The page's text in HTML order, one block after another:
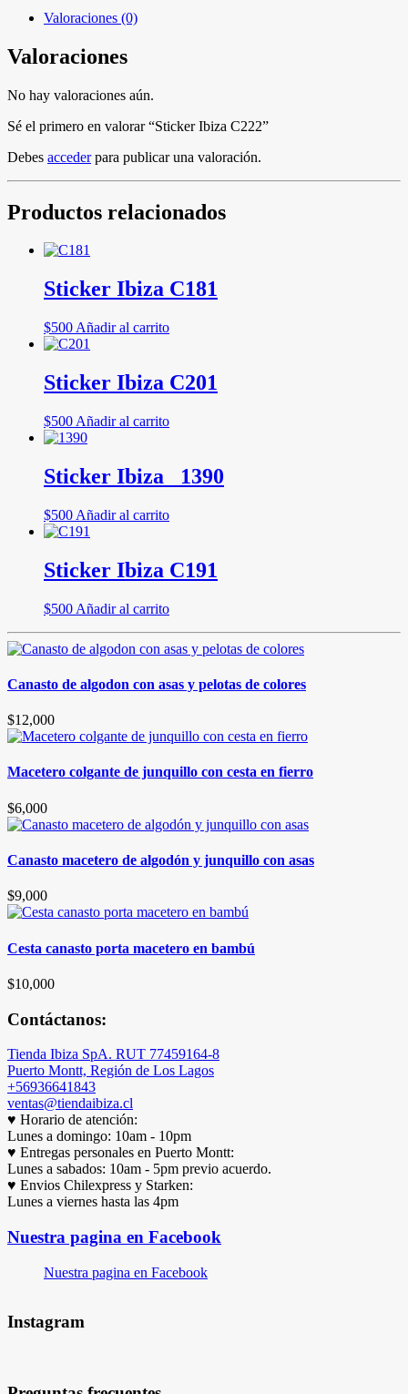
Valoraciones (0)
Valoraciones
No hay valoraciones aún.
Sé el primero en valorar “Sticker Ibiza C222”
Debes accederpara publicar una valoración.
Productos relacionados
Sticker Ibiza C181
$500 Añadir al carrito
Sticker Ibiza C201
$500 Añadir al carrito
Sticker Ibiza _1390
$500 Añadir al carrito
Sticker Ibiza C191
$500 Añadir al carrito
Canasto de algodon con asas y pelotas de colores
$12,000
Macetero colgante de junquillo con cesta en fierro
$6,000
Canasto macetero de algodón y junquillo con asas
$9,000
Cesta canasto porta macetero en bambú
$10,000
Contáctanos:
Tienda Ibiza SpA. RUT 77459164-8
Puerto Montt, Región de Los Lagos
+56936641843
ventas@tiendaibiza.cl
♥ Horario de atención:
Lunes a domingo: 10am - 10pm
♥ Entregas personales en Puerto Montt:
Lunes a sabados: 10am - 5pm previo acuerdo.
♥ Envios Chilexpress y Starken:
Lunes a viernes hasta las 4pm
Nuestra pagina en Facebook
Nuestra pagina en Facebook
Instagram